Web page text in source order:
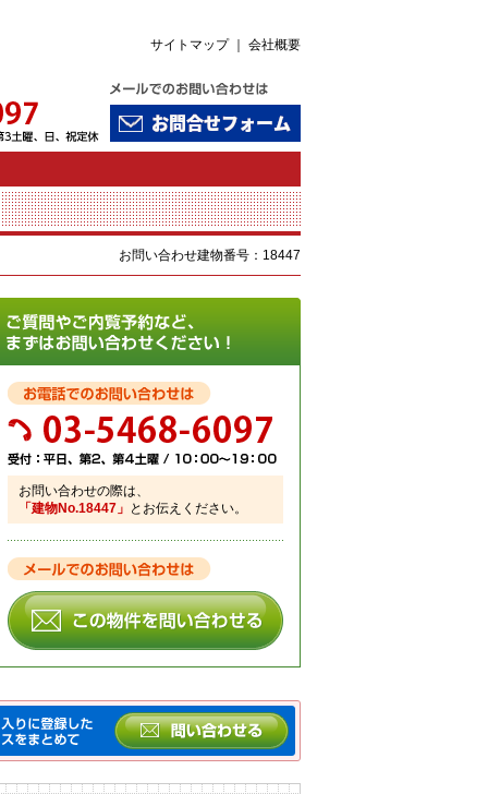
サイトマップ｜ 会社概要
お問い合わせ建物番号：18447
お問い合わせの際は、
「建物No.18447」 とお伝えください。